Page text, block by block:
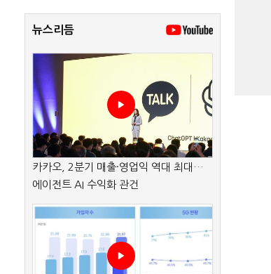
뉴스리듬
카카오, 2분기 매출·영업익 역대 최대…
에이전트 AI 수익화 관건